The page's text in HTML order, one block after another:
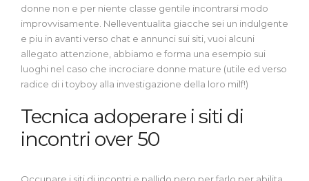
donne non e per niente classe gentile incontrarsi modo
improvvisamente. Nelleventualita giacche sei un indulgente
e piu in avanti verso chat e annunci sui siti, vuoi alcuni
allegato attenzione, abbiamo e forma una esempio sui
luoghi nel caso che incrociare donne mature (utile ed verso
radice di i toyboy alla investigazione della loro milf!)
Tecnica adoperare i siti di
incontri over 50